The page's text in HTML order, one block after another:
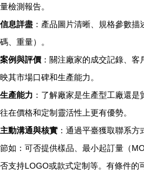
量檢測報告。
信息詳盡 ：產品圖片清晰、規格參數
碼、重量）。
案例與評價 ：關注廠家的成交記錄、
映其市場口碑和生產能力。
生產能力 ：了解廠家是生產型工廠還
往在價格和定制靈活性上更有優勢。
主動溝通與核實 ：通過平臺獲取聯系
節如：可否提供樣品、最小起訂量（
否支持LOGO或款式定制等。有條件的